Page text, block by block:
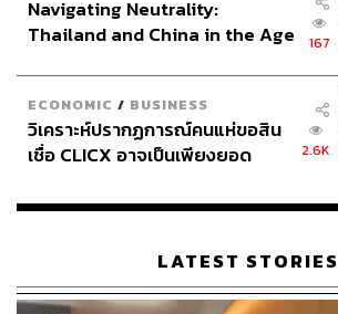
Navigating Neutrality:
Thailand and China in the Age
167
ECONOMIC / BUSINESS
วิเคราะห์ปรากฏการณ์คนแห่ขอสิน
เชื่อ CLICX อาจเป็นเพียงยอด
เรือนไทยที่ถูกซุกไว้
2.6K
LATEST STORIES